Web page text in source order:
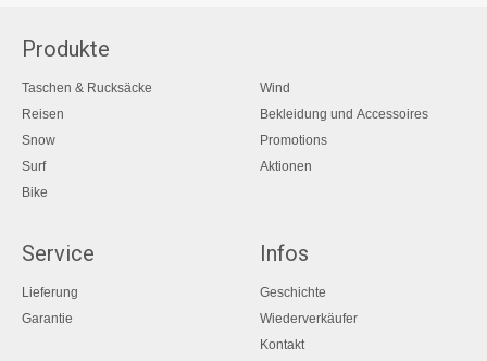
Produkte
Taschen & Rucksäcke
Reisen
Snow
Surf
Bike
Wind
Bekleidung und Accessoires
Promotions
Aktionen
Service
Lieferung
Garantie
Infos
Geschichte
Wiederverkäufer
Kontakt